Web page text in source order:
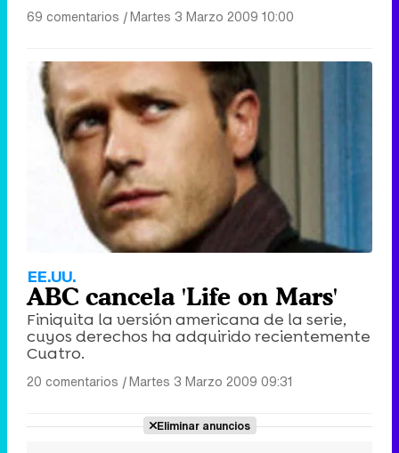
69 comentarios |Martes 3 Marzo 2009 10:00
EE.UU.
ABC cancela 'Life on Mars'
Finiquita la versión americana de la serie,
cuyos derechos ha adquirido recientemente
Cuatro.
20 comentarios |Martes 3 Marzo 2009 09:31
Eliminar anuncios